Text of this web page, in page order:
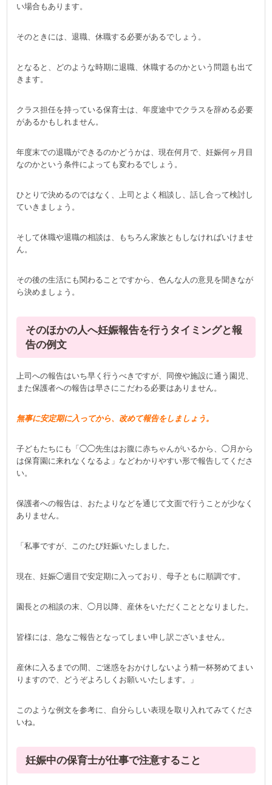
い場合もあります。
そのときには、退職、休職する必要があるでしょう。
となると、どのような時期に退職、休職するのかという問題も出て
きます。
クラス担任を持っている保育士は、年度途中でクラスを辞める必要
があるかもしれません。
年度末での退職ができるのかどうかは、現在何月で、妊娠何ヶ月目
なのかという条件によっても変わるでしょう。
ひとりで決めるのではなく、上司とよく相談し、話し合って検討し
ていきましょう。
そして休職や退職の相談は、もちろん家族ともしなければいけませ
ん。
その後の生活にも関わることですから、色んな人の意見を聞きなが
ら決めましょう。
そのほかの人へ妊娠報告を行うタイミングと報
告の例文
上司への報告はいち早く行うべきですが、同僚や施設に通う園児、
また保護者への報告は早さにこだわる必要はありません。
無事に安定期に入ってから、改めて報告をしましょう。
子どもたちにも「◯◯先生はお腹に赤ちゃんがいるから、◯月から
は保育園に来れなくなるよ」などわかりやすい形で報告してくださ
い。
保護者への報告は、おたよりなどを通じて文面で行うことが少なく
ありません。
「私事ですが、このたび妊娠いたしました。
現在、妊娠◯週目で安定期に入っており、母子ともに順調です。
園長との相談の末、◯月以降、産休をいただくこととなりました。
皆様には、急なご報告となってしまい申し訳ございません。
産休に入るまでの間、ご迷惑をおかけしないよう精一杯努めてまい
りますので、どうぞよろしくお願いいたします。」
このような例文を参考に、自分らしい表現を取り入れてみてくださ
いね。
妊娠中の保育士が仕事で注意すること